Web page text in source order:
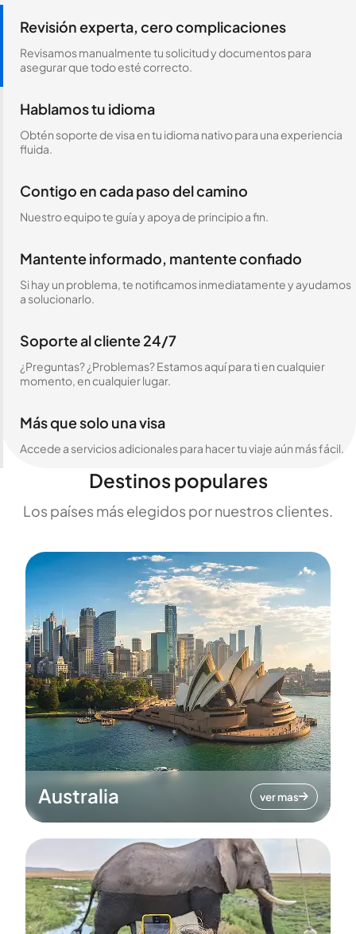
Revisión experta, cero complicaciones
Revisamos manualmente tu solicitud y documentos para
asegurar que todo esté correcto.
Hablamos tu idioma
Obtén soporte de visa en tu idioma nativo para una experiencia
fluida.
Contigo en cada paso del camino
Nuestro equipo te guía y apoya de principio a fin.
Mantente informado, mantente confiado
Si hay un problema, te notificamos inmediatamente y ayudamos
a solucionarlo.
Soporte al cliente 24/7
¿Preguntas? ¿Problemas? Estamos aquí para ti en cualquier
momento, en cualquier lugar.
Más que solo una visa
Accede a servicios adicionales para hacer tu viaje aún más fácil.
Destinos populares
Los países más elegidos por nuestros clientes.
Australia ver mas